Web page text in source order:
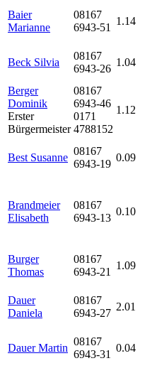
Baier
Marianne
08167
6943-51
1.14
Beck Silvia
08167
6943-26
1.04
Berger
Dominik
Erster
Bürgermeister
08167
6943-46
0171
4788152
1.12
Best Susanne
08167
6943-19
0.09
Brandmeier
Elisabeth
08167
6943-13
0.10
Burger
Thomas
08167
6943-21
1.09
Dauer
Daniela
08167
6943-27
2.01
Dauer Martin
08167
6943-31
0.04